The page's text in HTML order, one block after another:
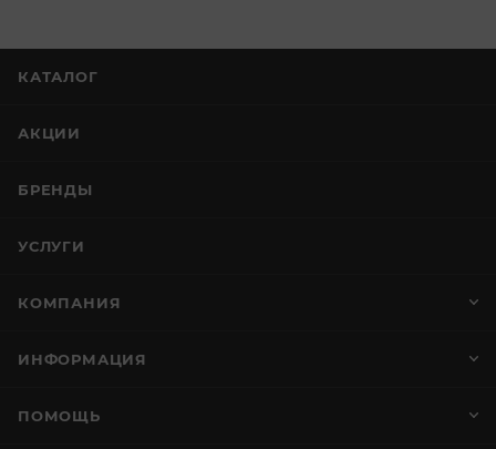
КАТАЛОГ
АКЦИИ
БРЕНДЫ
УСЛУГИ
КОМПАНИЯ
ИНФОРМАЦИЯ
ПОМОЩЬ